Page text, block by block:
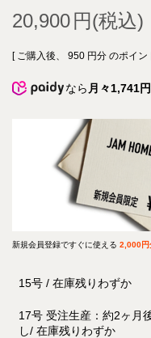
20,900
[ ご購入後、 950 円分 のポイ
なら 月々1,741円
新規会員登録ですぐに使える 2,000円
15号 在庫残りわずか
17号 受注生産：約2ヶ月
し
在庫残りわずか